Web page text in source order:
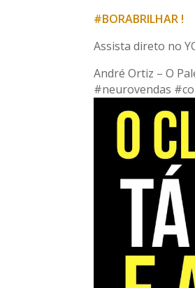
#BORABRILHAR !
Assista direto no
André Ortiz – O
#neurovendas